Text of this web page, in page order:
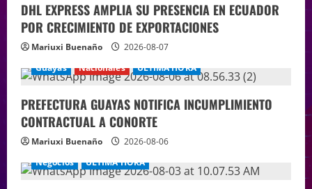
DHL EXPRESS AMPLIA SU PRESENCIA EN ECUADOR
POR CRECIMIENTO DE EXPORTACIONES
Mariuxi Buenaño
2026-08-07
Guayas
Nacionales ÚLTIMA HORA
PREFECTURA GUAYAS NOTIFICA INCUMPLIMIENTO
CONTRACTUAL A CONORTE
Mariuxi Buenaño
2026-08-06
Negocios
ÚLTIMA HORA